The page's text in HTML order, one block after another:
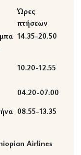
Ώρες
πτήσεων
14.35-20.50
10.20-12.55
04.20-07.00
08.55-13.35
Airlines